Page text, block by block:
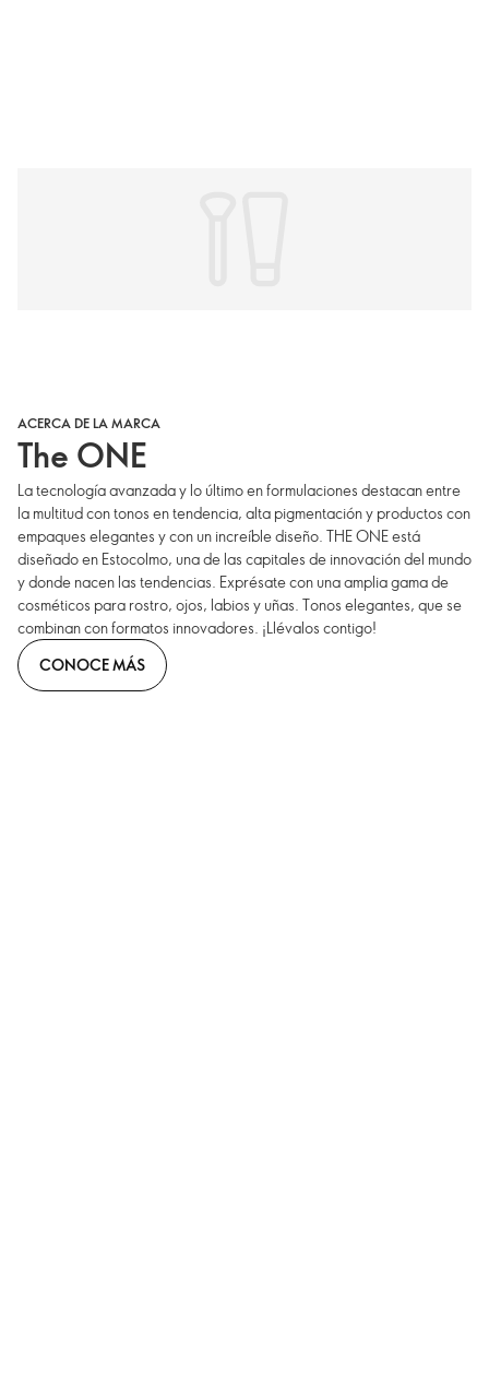
ACERCA DE LA MARCA
The ONE
La tecnología avanzada y lo último en formulaciones destacan entre
la multitud con tonos en tendencia, alta pigmentación y productos con
empaques elegantes y con un increíble diseño. THE ONE está
diseñado en Estocolmo, una de las capitales de innovación del mundo
y donde nacen las tendencias. Exprésate con una amplia gama de
cosméticos para rostro, ojos, labios y uñas. Tonos elegantes, que se
combinan con formatos innovadores. ¡Llévalos contigo!
CONOCE MÁS